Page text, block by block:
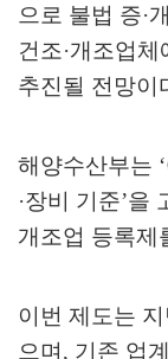
으로 불법 증·
건조·개조업체
추진될 전망이
해양수산부는 ‘
·장비 기준’을
개조업 등록제
이번 제도는
으며, 기존 업